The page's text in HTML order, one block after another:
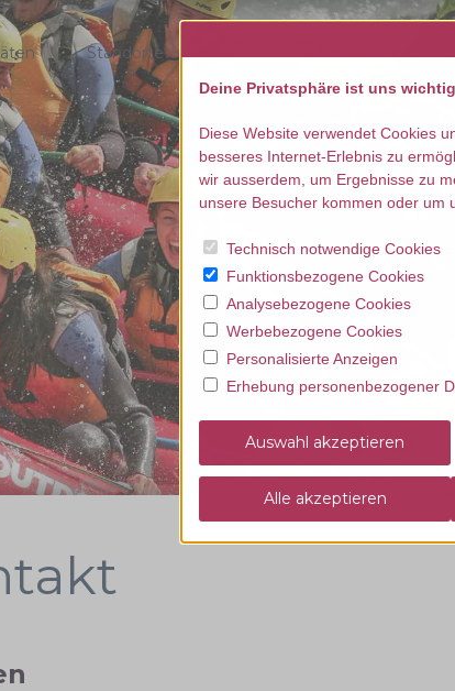
Standorte bestellen / buchen
Deine Privatsphäre ist uns
Diese Website verwendet Cookies
besseres Internet-Erlebnis zu
wir ausserdem, um Ergebnisse zu
unsere Besucher kommen oder um
Technisch notwendige Cookies
Funktionsbezogene Cookies
Analysebezogene Cookies
Werbebezogene Cookies
Personalisierte Anzeigen
Erhebung personenbezogener